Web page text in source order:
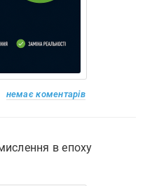
немає коментарів
в епоху